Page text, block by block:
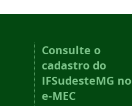
Consulte o
cadastro do
IFSudesteMG no
e-MEC